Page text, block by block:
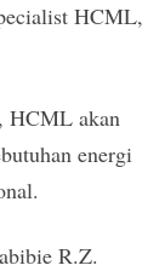
HCML,
HCML akan
energi
R.Z.